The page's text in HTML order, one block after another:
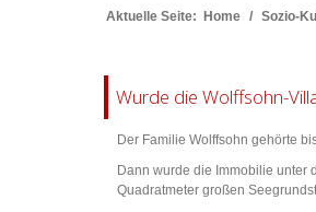
Aktuelle Seite: Home Sozio-
Wurde die Wolffsohn-
Der Familie Wolffsohn gehörte
Dann wurde die Immobilie unter
Quadratmeter großen